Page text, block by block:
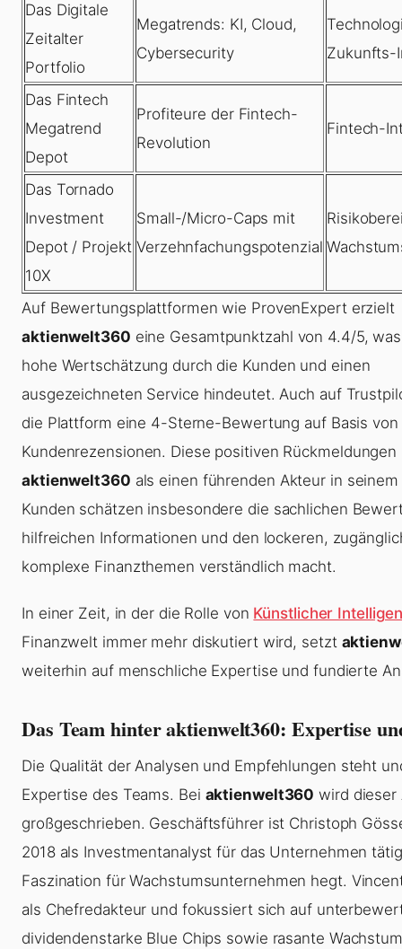
Das Digitale
Zeitalter
Portfolio
Megatrends: KI, Cloud,
Cybersecurity
Zukunfts-
Das Fintech
Megatrend
Depot
Profiteure der Fintech-
Revolution
Fintech-
Das Tornado
Investment
Depot / Projekt
10X
Small-/Micro-Caps mit
Verzehnfachungspotenzial
Auf Bewertungsplattformen wie ProvenExpert erzielt
aktienwelt360 eine Gesamtpunktzahl von 4.4/5,
hohe Wertschätzung durch die Kunden und einen
ausgezeichneten Service hindeutet. Auch auf
die Plattform eine 4-Sterne-Bewertung auf Basis von
Kundenrezensionen. Diese positiven
aktienwelt360 als einen führenden Akteur in
Kunden schätzen insbesondere die sachlichen
hilfreichen Informationen und den lockeren,
komplexe Finanzthemen verständlich macht.
In einer Zeit, in der die Rolle von Künstlicher
Finanzwelt immer mehr diskutiert wird, setzt
weiterhin auf menschliche Expertise und fundierte
Das Team hinter aktienwelt360: Expertise
Die Qualität der Analysen und Empfehlungen steht
Expertise des Teams. Bei aktienwelt360 wird dieser
großgeschrieben. Geschäftsführer ist Christoph
2018 als Investmentanalyst für das Unternehmen
Faszination für Wachstumsunternehmen hegt.
als Chefredakteur und fokussiert sich auf
dividendenstarke Blue Chips sowie rasante